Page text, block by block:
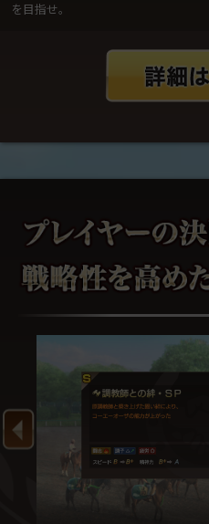
を目指せ。